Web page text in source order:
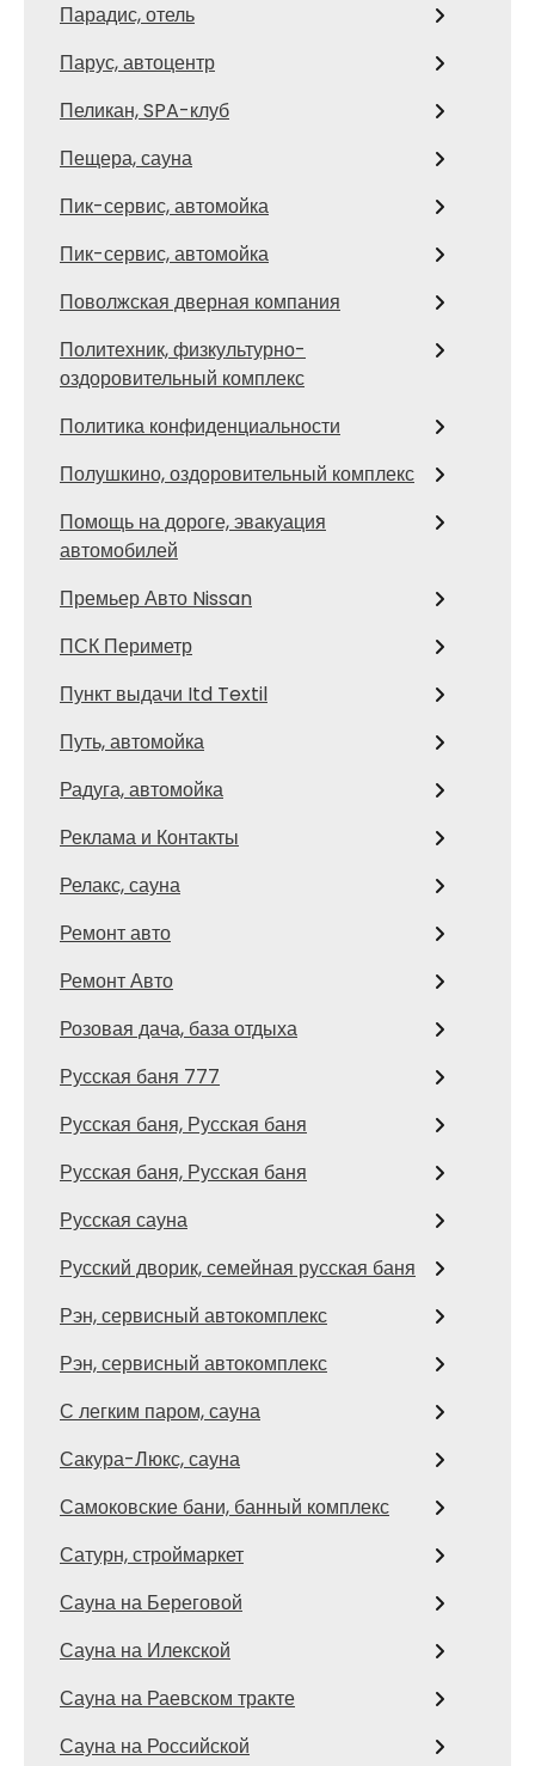
Парадис, отель
Парус, автоцентр
Пеликан, SPA-клуб
Пещера, сауна
Пик-сервис, автомойка
Пик-сервис, автомойка
Поволжская дверная компания
Политехник, физкультурно-
оздоровительный комплекс
Политика конфиденциальности
Полушкино, оздоровительный комплекс
Помощь на дороге, эвакуация
автомобилей
Премьер Авто Nissan
ПСК Периметр
Пункт выдачи Itd Textil
Путь, автомойка
Радуга, автомойка
Реклама и Контакты
Релакс, сауна
Ремонт авто
Ремонт Авто
Розовая дача, база отдыха
Русская баня 777
Русская баня, Русская баня
Русская баня, Русская баня
Русская сауна
Русский дворик, семейная русская баня
Рэн, сервисный автокомплекс
Рэн, сервисный автокомплекс
С легким паром, сауна
Сакура-Люкс, сауна
Самоковские бани, банный комплекс
Сатурн, строймаркет
Сауна на Береговой
Сауна на Илекской
Сауна на Раевском тракте
Сауна на Российской